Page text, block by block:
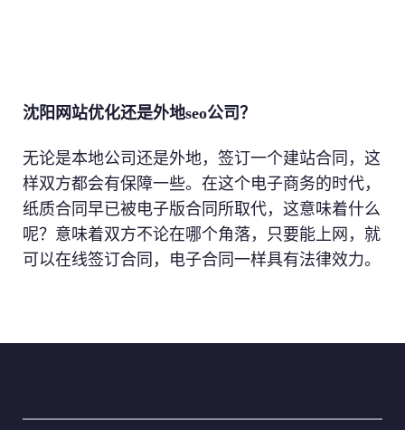
沈阳网站优化还是外地seo公司？
无论是本地公司还是外地，签订一个建站合同，这
样双方都会有保障一些。在这个电子商务的时代，
纸质合同早已被电子版合同所取代，这意味着什么
呢？意味着双方不论在哪个角落，只要能上网，就
可以在线签订合同，电子合同一样具有法律效力。